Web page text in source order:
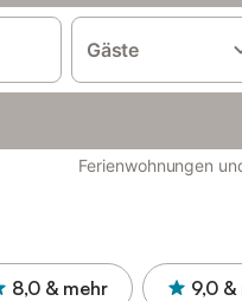
Gäste
Ferienwohnungen
8,0 & mehr 9,0 &